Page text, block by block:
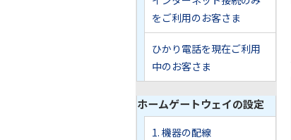
をご利用のお客さま
ひかり電話を現在ご利用
中のお客さま
ホームゲートウェイの設定
1. 機器の配線